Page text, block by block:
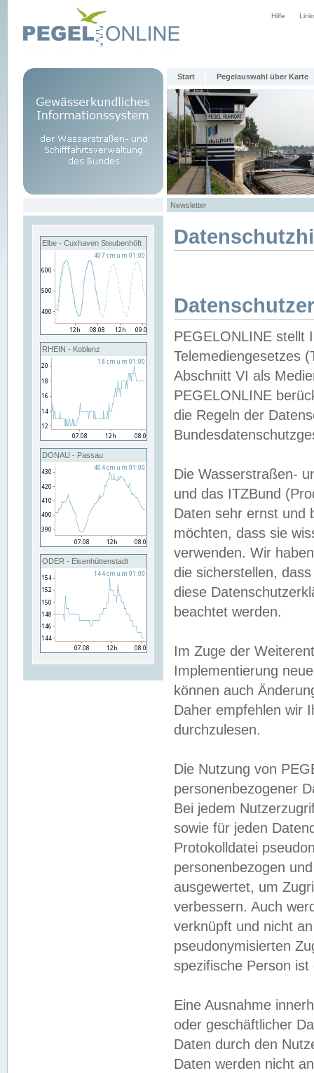
Hilfe
Start Pegelauswahl über Karte
Newsletter
Elbe - Cuxhaven Steubenhöft
RHEIN - Koblenz
DONAU - Passau
ODER - Eisenhüttenstadt
PEGELONLINE stellt
Telemediengesetzes
Abschnitt VI als
PEGELONLINE
die Regeln der
Die Wasserstraßen-
und das ITZBund
Daten sehr ernst und
möchten, dass sie
verwenden. Wir
die sicherstellen,
diese
beachtet werden.
Im Zuge der
Implementierung
können auch
Daher empfehlen wir
durchzulesen.
Die Nutzung von
personenbezogener
Bei jedem
sowie für jeden
Protokolldatei
personenbezogen
ausgewertet, um
verbessern. Auch
verknüpft und nicht
pseudonymisierten
spezifische Person
Eine Ausnahme
oder geschäftlicher
Daten durch den
Daten werden nicht